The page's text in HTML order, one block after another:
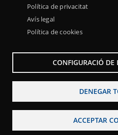
Política de privacitat
Avís legal
Política de cookies
CONFIGURACIÓ DE
DENEGAR
ACCEPTAR
Menu
Sobre la Red Punt TIC